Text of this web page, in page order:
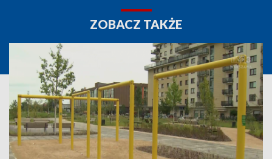
ZOBACZ TAKŻE